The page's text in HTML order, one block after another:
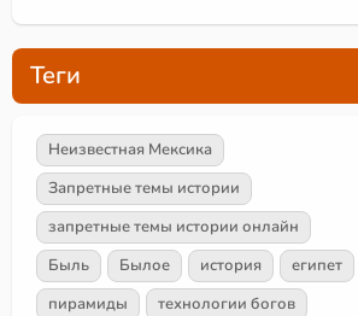
Теги
Неизвестная Мексика
Запретные темы истории
запретные темы истории онлайн
Быль
Былое история
египет
пирамиды
технологии богов